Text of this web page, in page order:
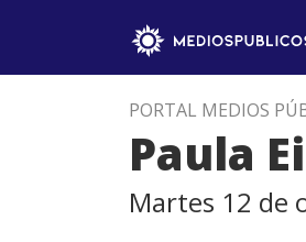
PORTAL MEDIOS
Paula
Martes 12 de